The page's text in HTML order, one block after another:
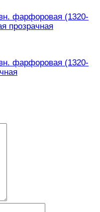
фарфоровая (1320-
прозрачная
фарфоровая (1320-